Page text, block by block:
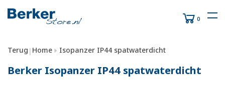
0
Terug | Home Isopanzer IP44 spatwaterdicht
Berker Isopanzer IP44 spatwaterdicht